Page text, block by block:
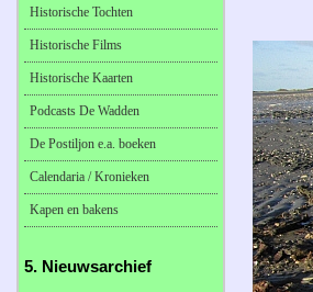
Historische Tochten
Historische Films
Historische Kaarten
Podcasts De Wadden
De Postiljon e.a. boeken
Calendaria / Kronieken
Kapen en bakens
5. Nieuwsarchief